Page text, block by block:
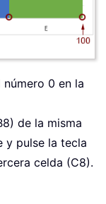
número 0 en la
de la misma
y pulse la tecla
celda (C8).